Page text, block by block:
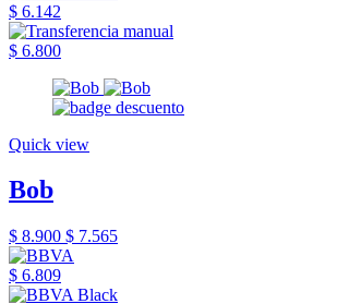
$ 6.142
$ 6.800
Quick view
Bob
$ 8.900 $ 7.565
$ 6.809